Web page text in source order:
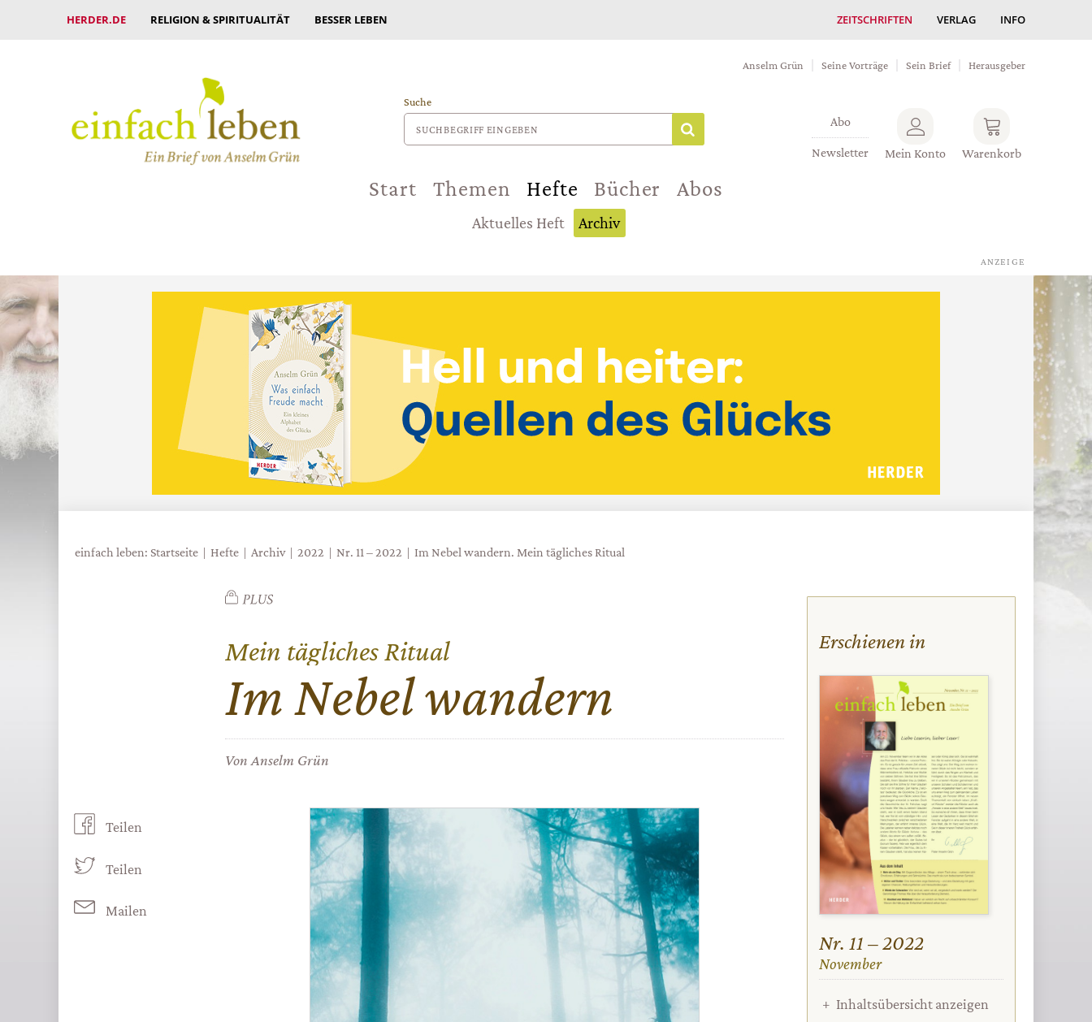
HERDER.DE RELIGION & SPIRITUALITÄT BESSER LEBEN ZEITSCHRIFTEN VERLAG INFO
Anselm Grün Seine Vorträge Sein Brief Herausgeber
Suche
Abo
Newsletter Mein Konto Warenkorb
Start Themen Hefte Bücher Abos
Aktuelles Heft Archiv
einfach leben: Startseite Hefte Archiv 2022 Nr. 11 – 2022 Im Nebel wandern. Mein tägliches Ritual
Mein tägliches Ritual
:
Im Nebel wandern
VonAnselm Grün
Teilen
Teilen
Mailen
Erschienen in
Nr. 11 – 2022
:
November
Inhaltsübersicht anzeigen